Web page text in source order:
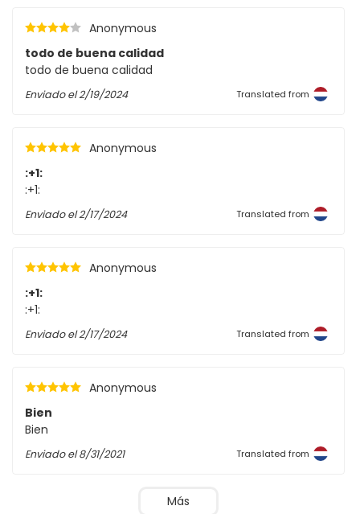
Anonymous
todo de buena calidad
todo de buena calidad
Enviado el2/19/2024 Translated from
Anonymous
:+1:
:+1:
Enviado el2/17/2024 Translated from
Anonymous
:+1:
:+1:
Enviado el2/17/2024 Translated from
Anonymous
Bien
Bien
Enviado el8/31/2021 Translated from
Más